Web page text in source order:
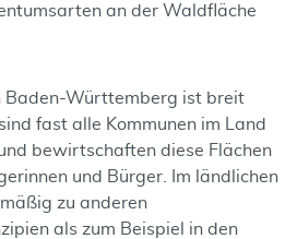
an der Waldfläche
Baden-Württemberg ist breit
fast alle Kommunen im Land
bewirtschaften diese Flächen
und Bürger. Im ländlichen
zu anderen
als zum Beispiel in den